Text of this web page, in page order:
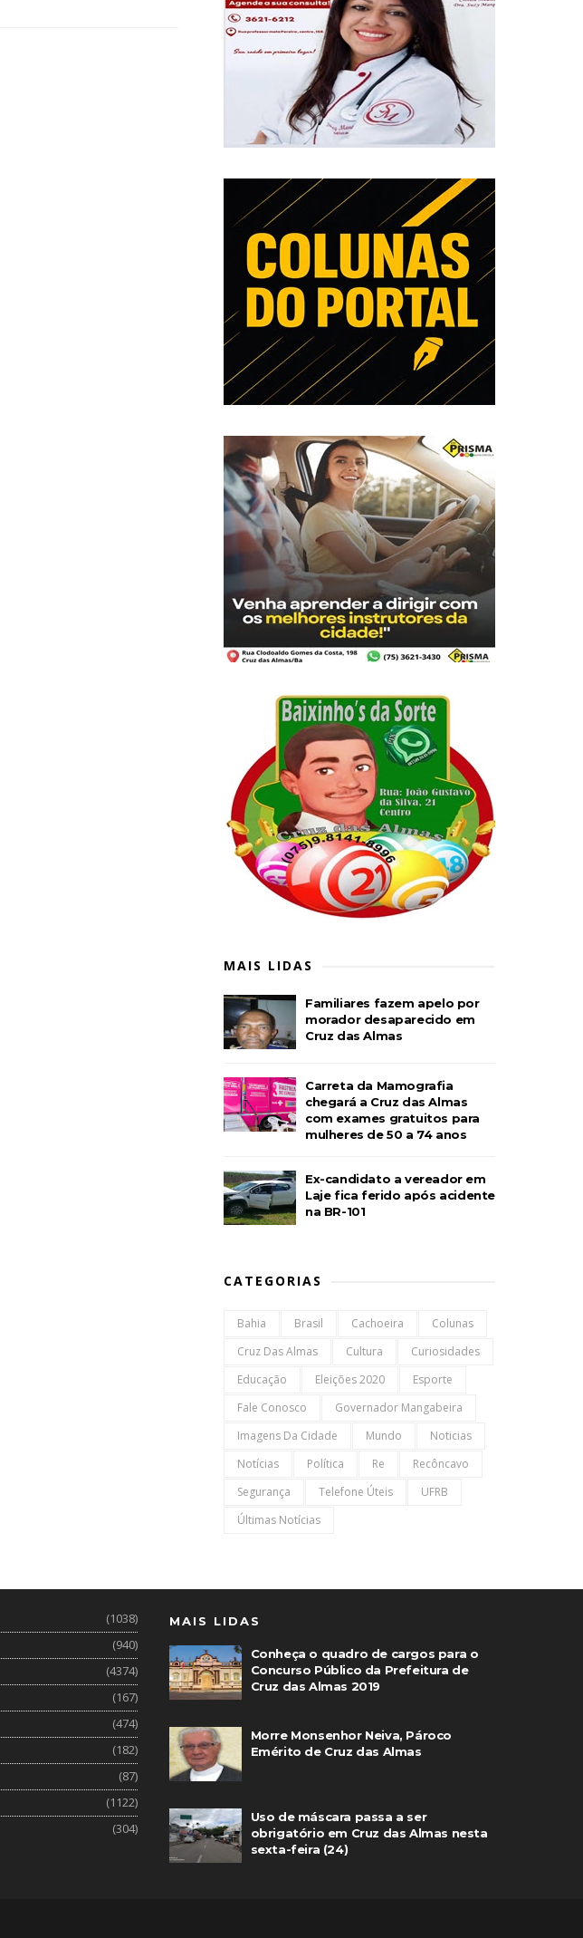
MAIS LIDAS
Familiares fazem apelo por
morador desaparecido em
Cruz das Almas
Carreta da Mamografia
chegará a Cruz das Almas
com exames gratuitos para
mulheres de 50 a 74 anos
Ex-candidato a vereador em
Laje fica ferido após acidente
na BR-101
CATEGORIAS
Bahia Brasil Cachoeira
Colunas
Cruz Das Almas
Cultura
Curiosidades
Educação
Eleições 2020
Esporte
Fale Conosco
Governador Mangabeira
Imagens Da Cidade
Mundo
Noticias
Notícias
Política Re
Recôncavo
Segurança
Telefone Úteis
UFRB
Últimas Notícias
(1038)
(940)
(4374)
(167)
(474)
(182)
(87)
(1122)
(304)
MAIS LIDAS
Conheça o quadro de cargos para o
Concurso Público da Prefeitura de
Cruz das Almas 2019
Morre Monsenhor Neiva, Pároco
Emérito de Cruz das Almas
Uso de máscara passa a ser
obrigatório em Cruz das Almas nesta
sexta-feira (24)